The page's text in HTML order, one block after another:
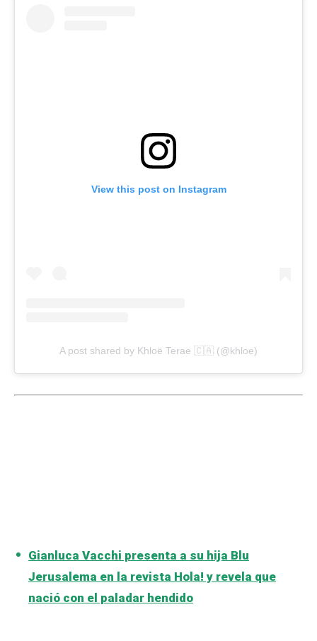
View this post on Instagram
A post shared by Khloë Terae 🇨🇦 (@khloe)
Gianluca Vacchi presenta a su hija Blu
Jerusalema en la revista Hola! y revela que
nació con el paladar hendido